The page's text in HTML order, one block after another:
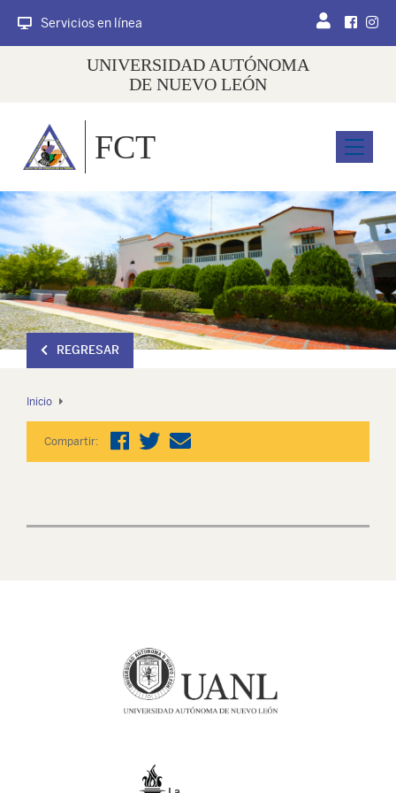
Servicios en línea
UNIVERSIDAD AUTÓNOMA
DE NUEVO LEÓN
Menu
FCT
REGRESAR
Inicio
Compartir: